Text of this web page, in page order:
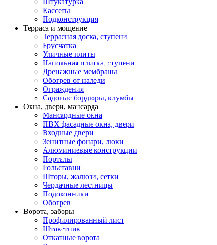
Кассеты
Подконструкция
Терраса и мощение
Террасная доска, ступени
Брусчатка
Уличные плиты
Напольная плитка, ступени
Дренажные мембраны
Обогрев от наледи
Ограждения
Садовые бордюры, клумбы
Окна, двери, мансарда
Мансардные окна
ПВХ фасадные окна, двери
Входные двери
Зенитные фонари, люки
Алюминиевые конструкции
Порталы
Рольставни
Шторы, жалюзи, сетки
Чердачные лестницы
Подоконники
Обогрев
Ворота, заборы
Профилированный лист
Штакетник
Откатные ворота